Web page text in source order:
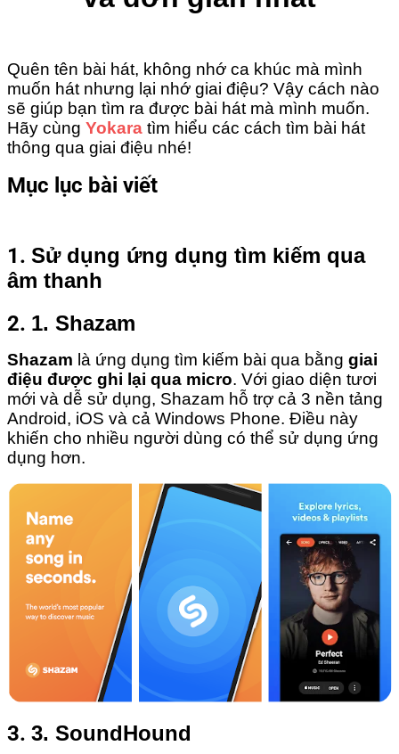
Quên tên bài hát, không nhớ ca khúc mà mình
muốn hát nhưng lại nhớ giai điệu? Vậy cách nào
sẽ giúp bạn tìm ra được bài hát mà mình muốn.
Hãy cùng Yokara tìm hiểu các cách tìm bài hát
thông qua giai điệu nhé!
Mục lục bài viết
2. 1. Shazam
5. Sử dụng trang web tìm kiếm
6. 1. Midomi.com
7. 2. Musipedia.org
3. Whatzatsong.com
8.1. Hãy trải nghiệm cùng ứng dụng miễn phí “Yokara – Hát
karaoke online và thu âm”
1. Sử dụng ứng dụng tìm kiếm qua
âm thanh
2. 1. Shazam
Shazam là ứng dụng tìm kiếm bài qua bằng giai
điệu được ghi lại qua micro. Với giao diện tươi
mới và dễ sử dụng, Shazam hỗ trợ cả 3 nền tảng
Android, iOS và cả Windows Phone. Điều này
khiến cho nhiều người dùng có thể sử dụng ứng
dụng hơn.
3. 3. SoundHound